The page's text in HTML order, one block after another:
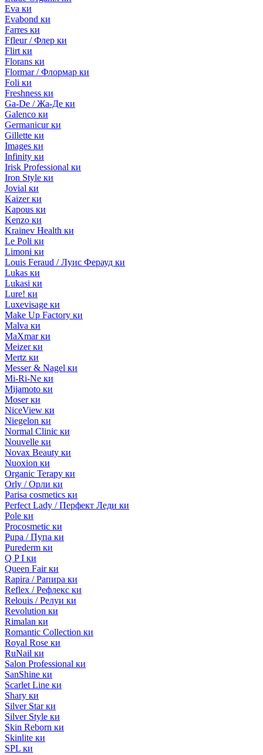
Eva ки
Evabond ки
Farres ки
Ffleur / Флер ки
Flirt ки
Florans ки
Flormar / Флормар ки
Foli ки
Freshness ки
Ga-De / Жа-Де ки
Galenco ки
Germanicur ки
Gillette ки
Images ки
Infinity ки
Irisk Professional ки
Iron Style ки
Jovial ки
Kaizer ки
Kapous ки
Kenzo ки
Krainev Health ки
Le Poli ки
Limoni ки
Louis Feraud / Луис Ферауд ки
Lukas ки
Lukasi ки
Lure! ки
Luxevisage ки
Make Up Factory ки
Malva ки
MaXmar ки
Meizer ки
Mertz ки
Messer & Nagel ки
Mi-Ri-Ne ки
Mijamoto ки
Moser ки
NiceView ки
Niegelon ки
Normal Clinic ки
Nouvelle ки
Novax Beauty ки
Nuoxion ки
Organic Terapy ки
Orly / Орли ки
Parisa cosmetics ки
Perfect Lady / Перфект Леди ки
Pole ки
Procosmetic ки
Pupa / Пупа ки
Purederm ки
Q P I ки
Queen Fair ки
Rapira / Рапира ки
Reflex / Рефлекс ки
Relouis / Релуи ки
Revolution ки
Rimalan ки
Romantic Collection ки
Royal Rose ки
RuNail ки
Salon Professional ки
SanShine ки
Scarlet Line ки
Shary ки
Silver Star ки
Silver Style ки
Skin Reborn ки
Skinlite ки
SPL ки